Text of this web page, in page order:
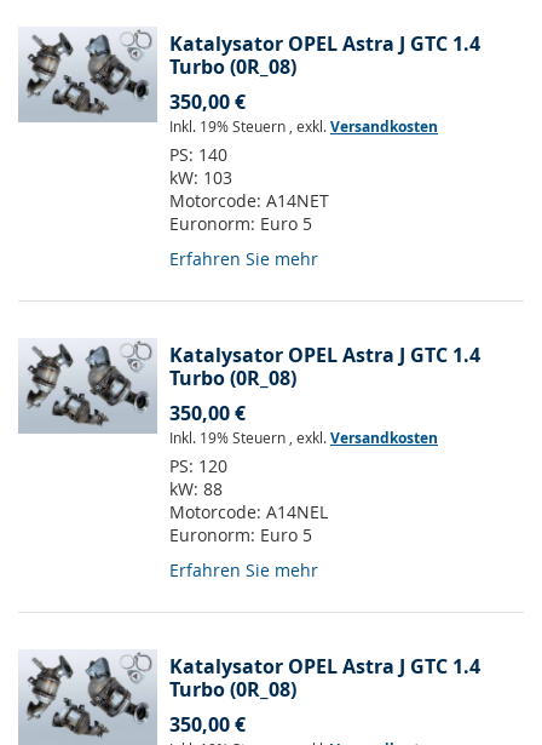
Katalysator OPEL Astra J GTC 1.4
Turbo (0R_08)
350,00 €
Inkl. 19% Steuern , exkl.Versandkosten
PS: 140
kW: 103
Motorcode: A14NET
Euronorm: Euro 5
Erfahren Sie mehr
Katalysator OPEL Astra J GTC 1.4
Turbo (0R_08)
350,00 €
Inkl. 19% Steuern , exkl.Versandkosten
PS: 120
kW: 88
Motorcode: A14NEL
Euronorm: Euro 5
Erfahren Sie mehr
Katalysator OPEL Astra J GTC 1.4
Turbo (0R_08)
350,00 €